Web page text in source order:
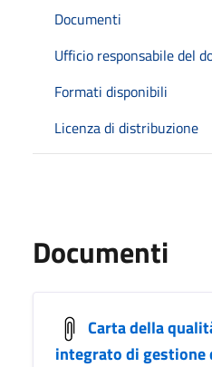
Documenti
Ufficio responsabile del
Formati disponibili
Licenza di distribuzione
Documenti
Carta della
integrato di